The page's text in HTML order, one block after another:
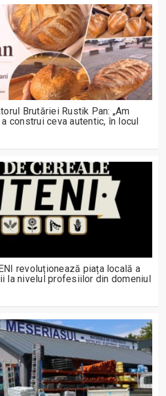
Brutăriei Rustik Pan: „Am
construi ceva autentic, în locul
revoluționează piața locală a
la nivelul profesiilor din domeniul